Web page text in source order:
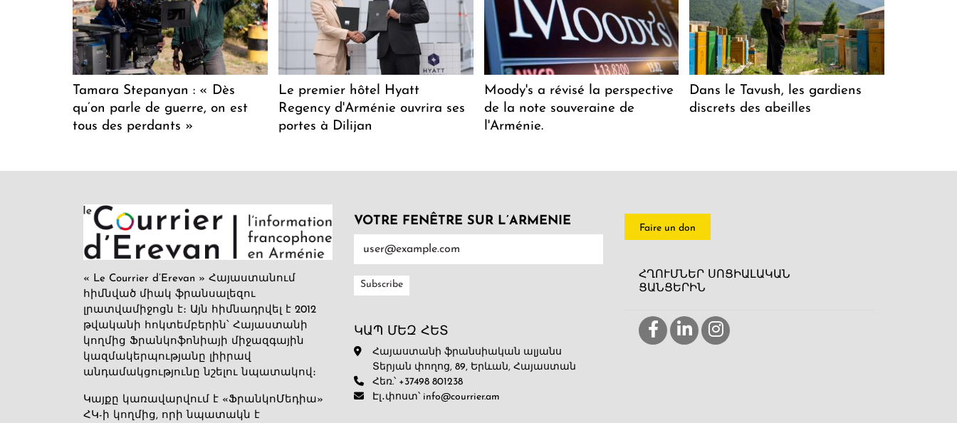
Tamara Stepanyan : « Dès
qu’on parle de guerre, on est
tous des perdants »
Le premier hôtel Hyatt
Regency d'Arménie ouvrira ses
portes à Dilijan
Moody's a révisé la perspective
de la note souveraine de
l'Arménie.
Dans le Tavush, les gardiens
discrets des abeilles
« Le Courrier d’Erevan » Հայաստանում
հիմնված միակ ֆրանսալեզու
լրատվամիջոցն է։ Այն հիմնադրվել է 2012
թվականի հոկտեմբերին՝ Հայաստանի
կողմից Ֆրանկոֆոնիայի միջազգային
կազմակերպությանը լիիրավ
անդամակցությունը նշելու նպատակով։
Կայքը կառավարվում է «ՖրանկոՄեդիա»
ՀԿ-ի կողմից, որի նպատակն է
VOTRE FENÊTRE SUR L’ARMENIE
ԿԱՊ ՄԵԶ ՀԵՏ
Հայաստանի ֆրանսիական ալյանս
Տերյան փողոց, 89, Երևան, Հայաստան
Հեռ.՝ +37498 801238
Էլ․փոստ՝ info@courrier.am
Faire un don
ՀՂՈՒՄՆԵՐ ՍՈՑԻԱԼԱԿԱՆ
ՑԱՆՑԵՐԻՆ